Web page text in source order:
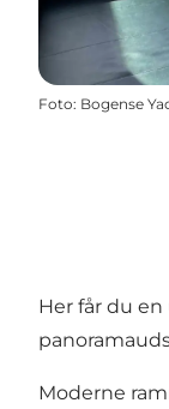
Foto: Bogense
Her får du
Moderne